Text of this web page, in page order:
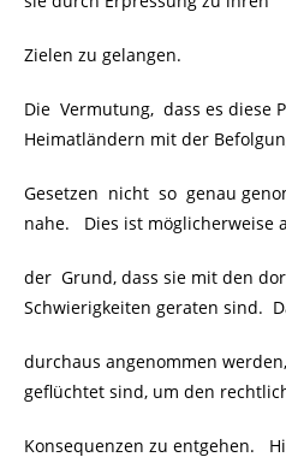
Zielen zu gelangen.
Die Vermutung, dass es diese
Heimatländern mit der
Gesetzen nicht so genau
nahe. Dies ist möglicherweise
der Grund, dass sie mit den
Schwierigkeiten geraten sind.
durchaus angenommen
geflüchtet sind, um den
Konsequenzen zu entgehen.